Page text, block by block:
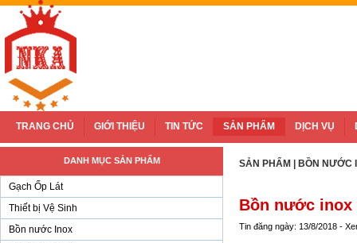
TRANG CHỦ GIỚI THIỆU TIN TỨC SẢN PHẨM DỊCH VỤ
DANH MỤC SẢN PHẨM
Gạch Ốp Lát
Thiết bị Vệ Sinh
Bồn nước Inox
SẢN PHẨM BỒN NƯỚC
Bồn nước inox
Tin đăng ngày: 13/8/2018 -